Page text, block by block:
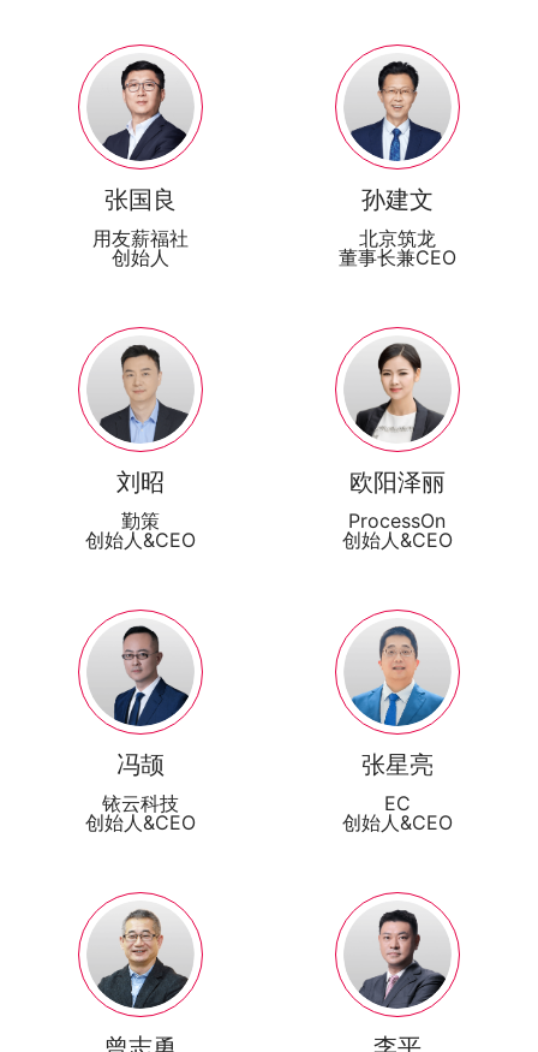
张国良
用友薪福社
创始人
孙建文
北京筑龙
董事长兼CEO
刘昭
勤策
创始人&CEO
欧阳泽丽
ProcessOn
创始人&CEO
冯颉
铱云科技
创始人&CEO
张星亮
EC
创始人&CEO